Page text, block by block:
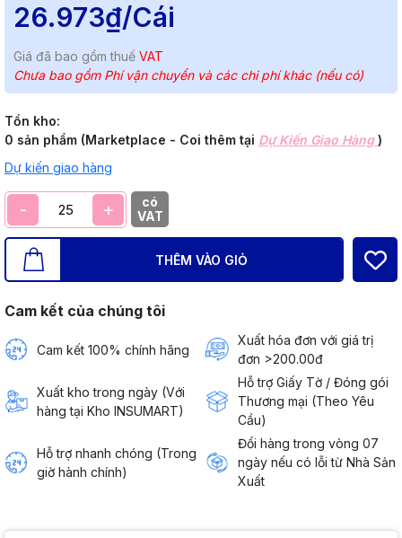
26.973₫/Cái
Giá đã bao gồm thuế VAT
Chưa bao gồm Phí vận chuyển và các chi phí khác (nếu có)
Tồn kho:
0 sản phẩm (Marketplace - Coi thêm tại Dự Kiến Giao Hàng)
Dự kiến giao hàng
- +
có
VAT
THÊM VÀO GIỎ
Cam kết của chúng tôi
Cam kết 100% chính hãng
Xuất hóa đơn với giá trị
đơn >200.00đ
Xuất kho trong ngày (Với
hàng tại Kho INSUMART)
Hỗ trợ Giấy Tờ / Đóng gói
Thương mại (Theo Yêu
Cầu)
Hỗ trợ nhanh chóng (Trong
giờ hành chính)
Đổi hàng trong vòng 07
ngày nếu có lỗi từ Nhà Sản
Xuất